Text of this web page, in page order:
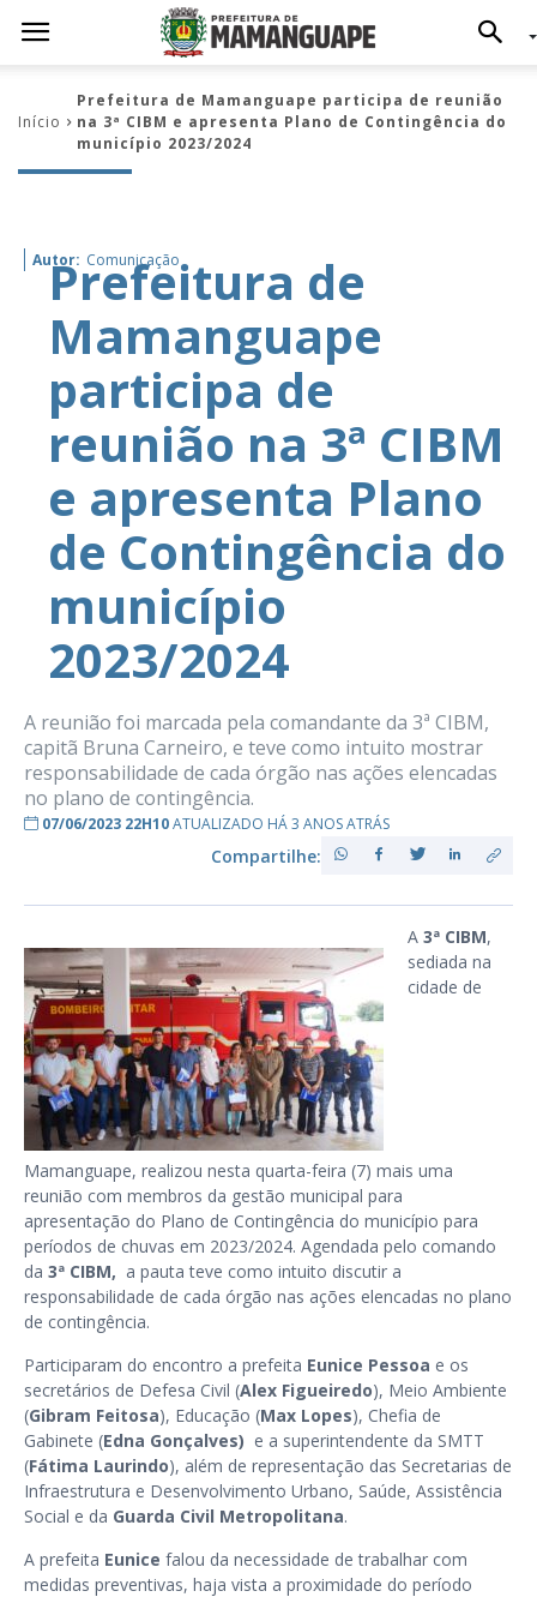
Início
Prefeitura de Mamanguape participa de reunião
na 3ª CIBM e apresenta Plano de Contingência do
município 2023/2024
Autor: Comunicação
Prefeitura de
Mamanguape
participa de
reunião na 3ª CIBM
e apresenta Plano
de Contingência do
município
2023/2024
A reunião foi marcada pela comandante da 3ª CIBM,
capitã Bruna Carneiro, e teve como intuito mostrar
responsabilidade de cada órgão nas ações elencadas
no plano de contingência.
07/06/2023 22H10ATUALIZADO HÁ 3 ANOS ATRÁS
Compartilhe:
A 3ª CIBM,
sediada na
cidade de
Mamanguape, realizou nesta quarta-feira (7) mais uma
reunião com membros da gestão municipal para
apresentação do Plano de Contingência do município para
períodos de chuvas em 2023/2024. Agendada pelo comando
da 3ª CIBM, a pauta teve como intuito discutir a
responsabilidade de cada órgão nas ações elencadas no plano
de contingência.
Participaram do encontro a prefeita Eunice Pessoa e os
secretários de Defesa Civil (Alex Figueiredo), Meio Ambiente
(Gibram Feitosa), Educação (Max Lopes), Chefia de
Gabinete (Edna Gonçalves) e a superintendente da SMTT
(Fátima Laurindo), além de representação das Secretarias de
Infraestrutura e Desenvolvimento Urbano, Saúde, Assistência
Social e da Guarda Civil Metropolitana.
A prefeita Eunice falou da necessidade de trabalhar com
medidas preventivas, haja vista a proximidade do período